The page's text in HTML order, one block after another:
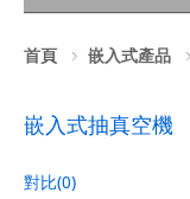
首頁 嵌入式產品
嵌入式抽真空機
對比(0)